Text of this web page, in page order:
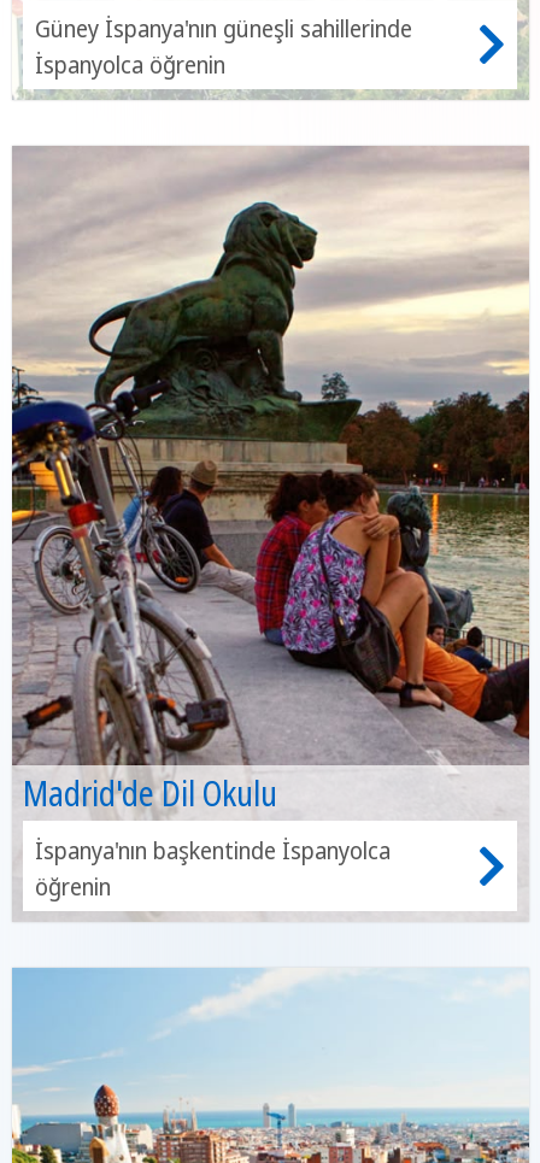
Güney İspanya'nın güneşli sahillerinde
İspanyolca öğrenin
Madrid'de Dil Okulu
İspanya'nın başkentinde İspanyolca
öğrenin